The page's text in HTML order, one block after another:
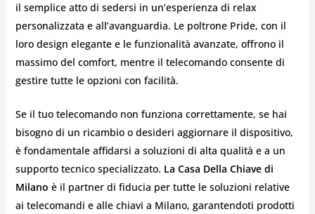
il semplice atto di sedersi in un’esperienza di relax
personalizzata e all’avanguardia. Le poltrone Pride, con il
loro design elegante e le funzionalità avanzate, offrono il
massimo del comfort, mentre il telecomando consente di
gestire tutte le opzioni con facilità.
Se il tuo telecomando non funziona correttamente, se hai
bisogno di un ricambio o desideri aggiornare il dispositivo,
è fondamentale affidarsi a soluzioni di alta qualità e a un
supporto tecnico specializzato. La Casa Della Chiave di
Milano è il partner di fiducia per tutte le soluzioni relative
ai telecomandi e alle chiavi a Milano, garantendoti prodotti